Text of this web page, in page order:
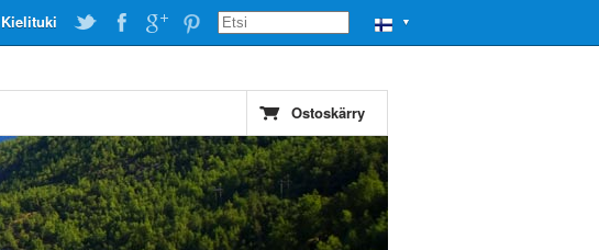
▼
Kielituki
Ostoskärry